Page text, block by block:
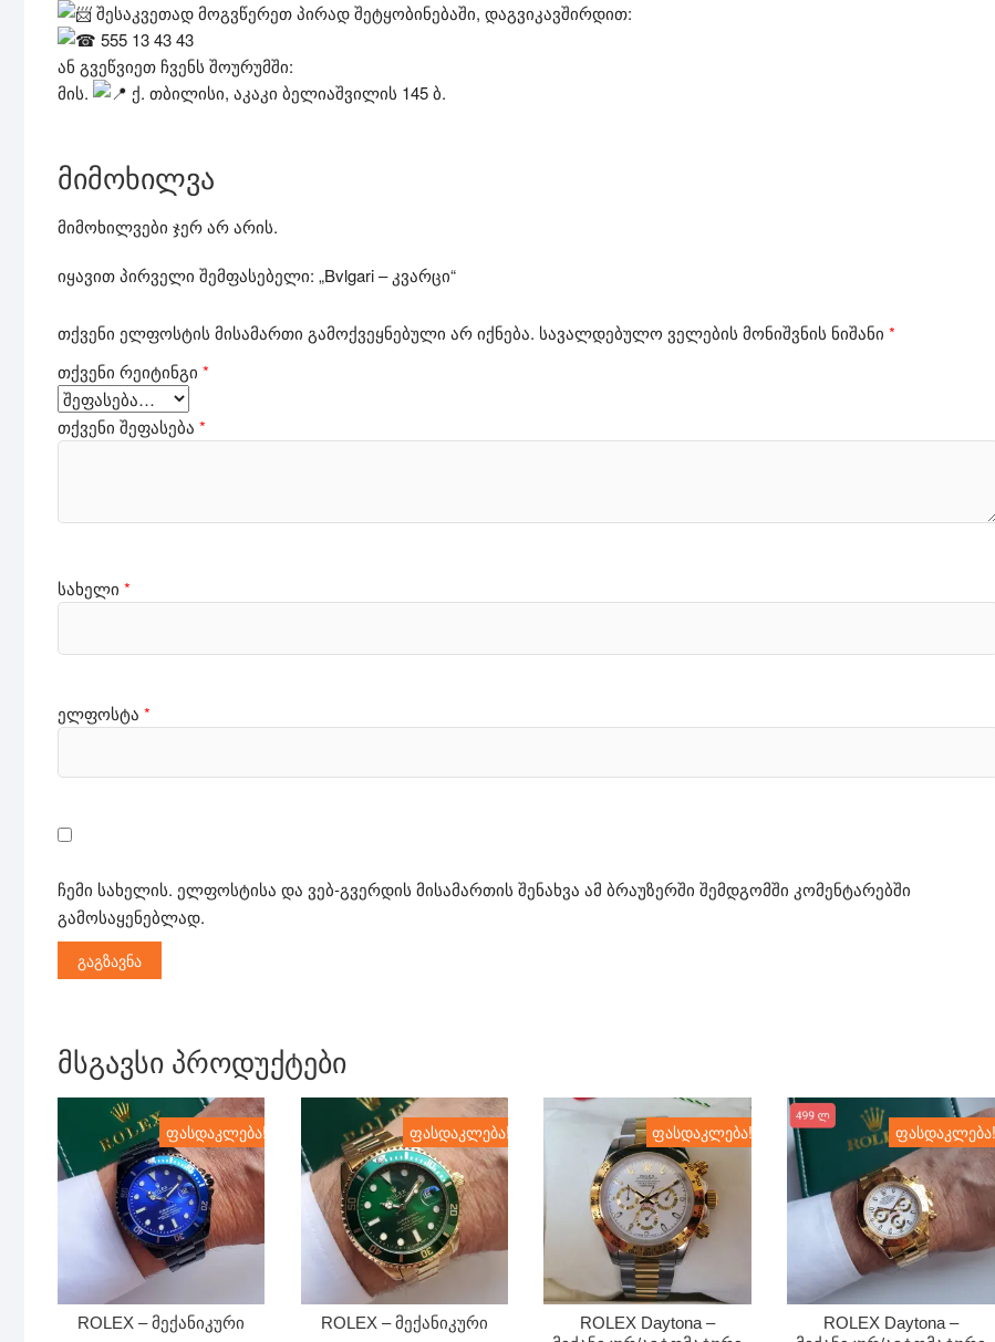
შესაკვეთად მოგვწერეთ პირად შეტყობინებაში, დაგვიკავშირდით:
555 13 43 43
ან გვეწვიეთ ჩვენს შოურუმში:
მის.
ქ. თბილისი, აკაკი ბელიაშვილის 145 ბ.
მიმოხილვა
მიმოხილვები ჯერ არ არის.
იყავით პირველი შემფასებელი: „Bvlgari – კვარცი“
თქვენი ელფოსტის მისამართი გამოქვეყნებული არ იქნება. სავალდებულო ველების მონიშვნის ნიშანი *
თქვენი რეიტინგი *
თქვენი შეფასება *
სახელი *
ელფოსტა *
ჩემი სახელის. ელფოსტისა და ვებ-გვერდის მისამართის შენახვა ამ ბრაუზერში შემდგომში კომენტარებში
გამოსაყენებლად.
მსგავსი პროდუქტები
ფასდაკლება!
ROLEX – მექანიკური
ფასდაკლება!
ROLEX – მექანიკური
ფასდაკლება!
ROLEX Daytona –
ფასდაკლება!
ROLEX Daytona –